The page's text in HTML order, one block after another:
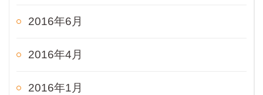
2016年6月
2016年4月
2016年1月